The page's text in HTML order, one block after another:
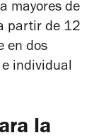
mayores de
partir de 12
en dos
individual
la